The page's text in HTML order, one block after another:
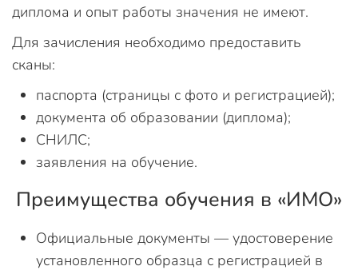
диплома и опыт работы значения не имеют.
Для зачисления необходимо предоставить
сканы:
паспорта (страницы с фото и регистрацией);
документа об образовании (диплома);
СНИЛС;
заявления на обучение.
Преимущества обучения в «ИМО»
Официальные документы — удостоверение
установленного образца с регистрацией в